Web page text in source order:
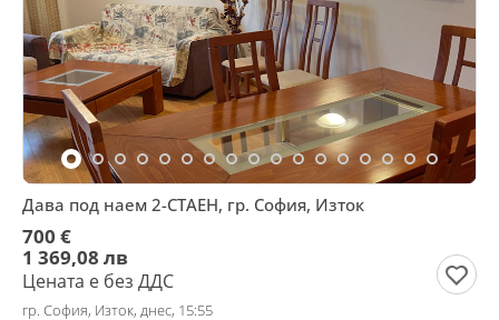
Дава под наем 2-СТАЕН, гр. София, Изток
700 €
1 369,08 лв
Цената е без ДДС
гр. София, Изток, днес, 15:55